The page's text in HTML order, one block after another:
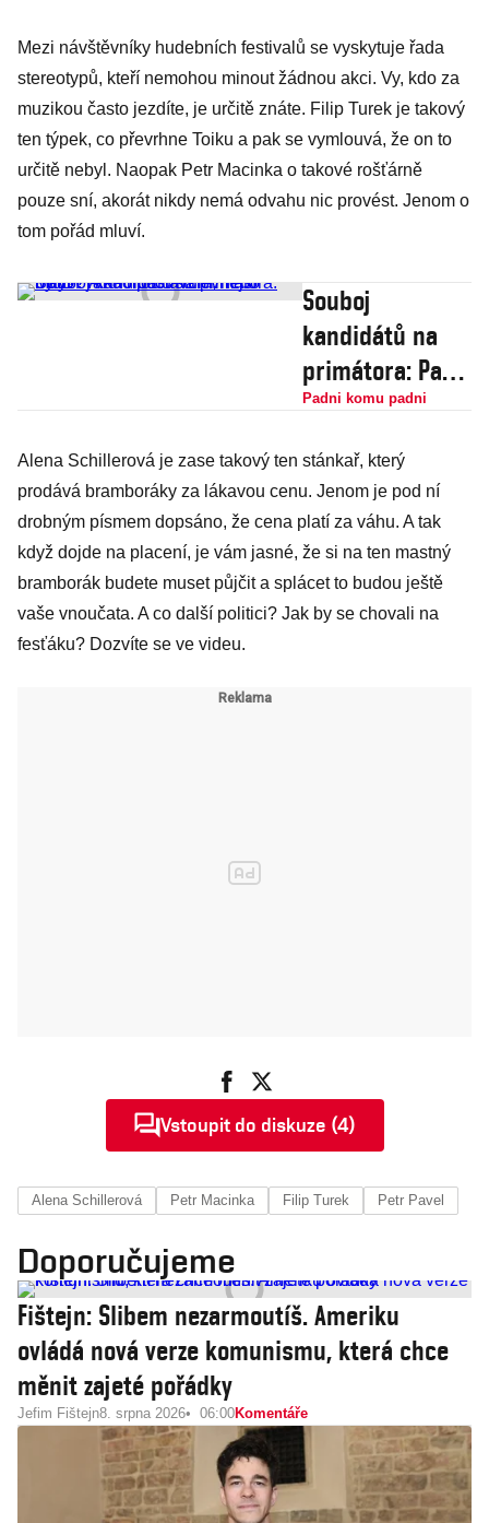
Mezi návštěvníky hudebních festivalů se vyskytuje řada
stereotypů, kteří nemohou minout žádnou akci. Vy, kdo za
muzikou často jezdíte, je určitě znáte. Filip Turek je takový
ten týpek, co převrhne Toiku a pak se vymlouvá, že on to
určitě nebyl. Naopak Petr Macinka o takové rošťárně
pouze sní, akorát nikdy nemá odvahu nic provést. Jenom o
tom pořád mluví.
Souboj
kandidátů na
primátora: Patří
Praha
nebo MHD? A
kdo postaví
levnější byty?
Padni komu padni
Alena Schillerová je zase takový ten stánkař, který
prodává bramboráky za lákavou cenu. Jenom je pod ní
drobným písmem dopsáno, že cena platí za váhu. A tak
když dojde na placení, je vám jasné, že si na ten mastný
bramborák budete muset půjčit a splácet to budou ještě
vaše vnoučata. A co další politici? Jak by se chovali na
fesťáku? Dozvíte se ve videu.
Vstoupit do diskuze (4)
Alena Schillerová Petr Macinka Filip Turek Petr Pavel
Doporučujeme
Fištejn: Slibem nezarmoutíš. Ameriku
ovládá nová verze komunismu, která chce
měnit zajeté pořádky
Jefim Fištejn8. srpna 2026 06:00Komentáře